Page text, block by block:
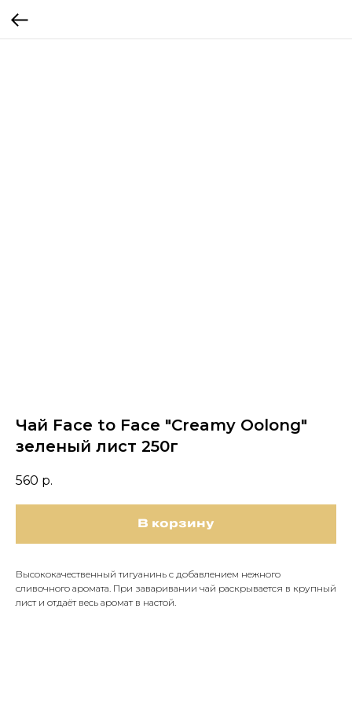
Чай Face to Face "Creamy Oolong"
зеленый лист 250г
560 р.
В корзину
Высококачественный тигуанинь с добавлением нежного
сливочного аромата. При заваривании чай раскрывается в крупный
лист и отдаёт весь аромат в настой.